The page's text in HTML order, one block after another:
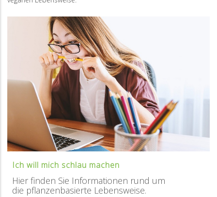
Ich will mich schlau machen
Hier finden Sie Informationen rund um
die pflanzenbasierte Lebensweise.